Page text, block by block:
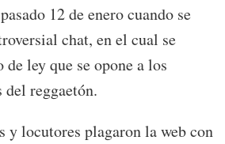
12 de enero cuando se
chat, en el cual se
ley que se opone a los
del reggaetón.
y locutores plagaron la web con